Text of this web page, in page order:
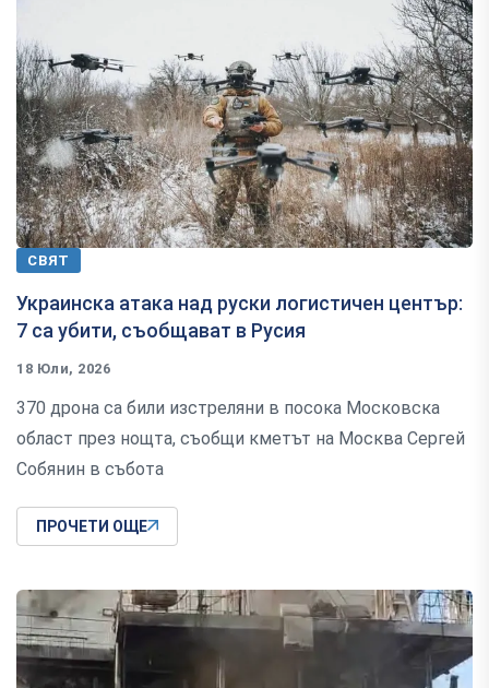
СВЯТ
Украинска атака над руски логистичен център:
7 са убити, съобщават в Русия
18 Юли, 2026
370 дрона са били изстреляни в посока Московска
област през нощта, съобщи кметът на Москва Сергей
Собянин в събота
ПРОЧЕТИ ОЩЕ